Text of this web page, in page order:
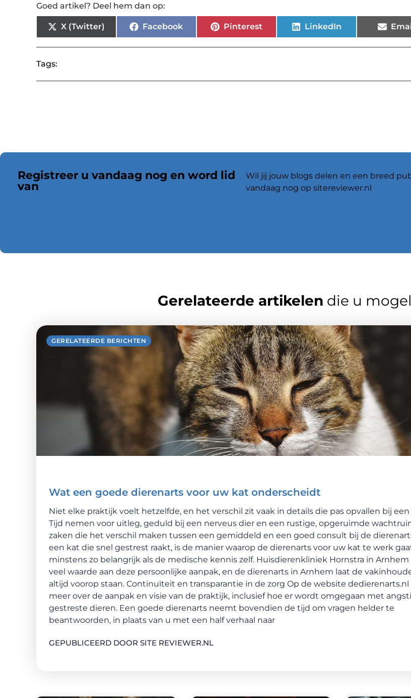
Goed artikel? Deel hem dan op:
X (Twitter) Facebook Pinterest LinkedIn
Tags:
Registreer u vandaag nog en word lid
van
Wil jij jouw blogs delen en een breed
vandaag nog op sitereviewer.nl
Gerelateerde artikelen die u
GERELATEERDE BERICHTEN
Wat een goede dierenarts voor uw kat onderscheidt
Niet elke praktijk voelt hetzelfde, en het verschil zit vaak in details die pas opvallen bij een
Tijd nemen voor uitleg, geduld bij een nerveus dier en een rustige, opgeruimde
zaken die het verschil maken tussen een gemiddeld en een goed consult bij de
een kat die snel gestrest raakt, is de manier waarop de dierenarts voor uw kat te werk
minstens zo belangrijk als de medische kennis zelf. Huisdierenkliniek Hornstra in
veel waarde aan deze persoonlijke aanpak, en de dierenarts in Arnhem laat de
altijd voorop staan. Continuïteit en transparantie in de zorg Op de website dedierenarts.nl
meer over de aanpak en visie van de praktijk, inclusief hoe er wordt omgegaan met
gestreste dieren. Een goede dierenarts neemt bovendien de tijd om vragen helder te
beantwoorden, in plaats van u met een half verhaal naar
GEPUBLICEERD DOOR SITE REVIEWER.NL